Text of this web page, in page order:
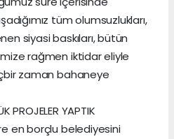
tüm olumsuzlukları,
siyasi baskıları, bütün
rağmen iktidar eliyle
zaman bahaneye
PROJELER YAPTIK
en borçlu belediyesini